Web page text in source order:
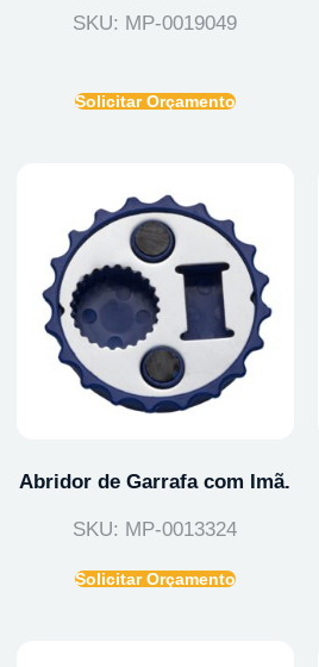
SKU: MP-0019049
Solicitar Orçamento
Abridor de Garrafa com Imã.
SKU: MP-0013324
Solicitar Orçamento